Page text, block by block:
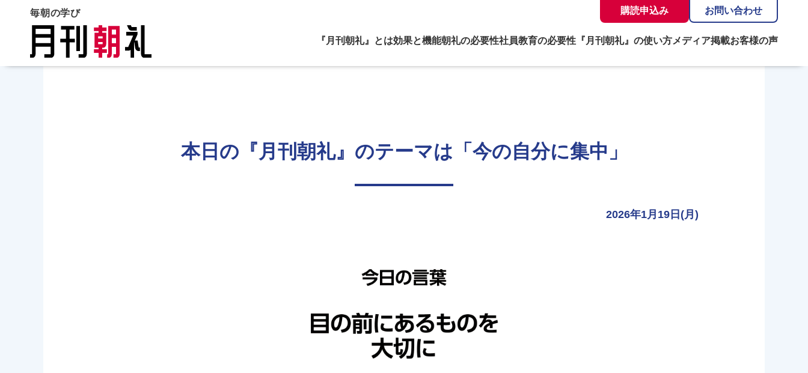
毎朝の学び 購読申込み お問い合わせ
『月刊朝礼』とは効果と機能朝礼の必要性社員教育の必要性 『月刊朝礼』の使い方メディア掲載お客様の声
本日の『月刊朝礼』のテーマは「今の自分に集中」
2026年1月19日(月)